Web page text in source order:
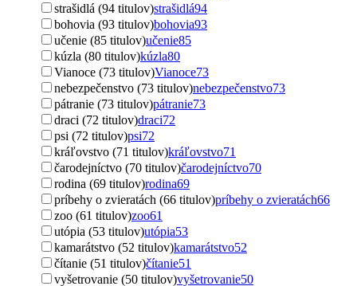
strašidlá (94 titulov)strašidlá94
bohovia (93 titulov)bohovia93
učenie (85 titulov)učenie85
kúzla (80 titulov)kúzla80
Vianoce (73 titulov)Vianoce73
nebezpečenstvo (73 titulov)nebezpečenstvo73
pátranie (73 titulov)pátranie73
draci (72 titulov)draci72
psi (72 titulov)psi72
kráľovstvo (71 titulov)kráľovstvo71
čarodejníctvo (70 titulov)čarodejníctvo70
rodina (69 titulov)rodina69
príbehy o zvieratách (66 titulov)príbehy o zvieratách66
zoo (61 titulov)zoo61
utópia (53 titulov)utópia53
kamarátstvo (52 titulov)kamarátstvo52
čítanie (51 titulov)čítanie51
vyšetrovanie (50 titulov)vyšetrovanie50